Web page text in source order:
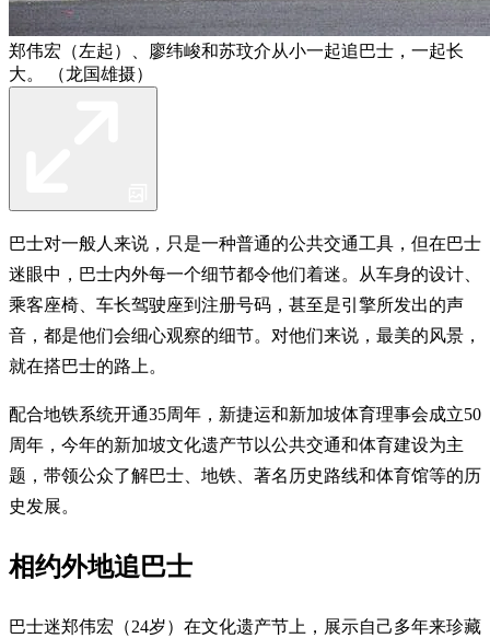
郑伟宏（左起）、廖纬峻和苏玟介从小一起追巴士，一起长
大。 （龙国雄摄）
巴士对一般人来说，只是一种普通的公共交通工具，但在巴士
迷眼中，巴士内外每一个细节都令他们着迷。从车身的设计、
乘客座椅、车长驾驶座到注册号码，甚至是引擎所发出的声
音，都是他们会细心观察的细节。对他们来说，最美的风景，
就在搭巴士的路上。
配合地铁系统开通35周年，新捷运和新加坡体育理事会成立50
周年，今年的新加坡文化遗产节以公共交通和体育建设为主
题，带领公众了解巴士、地铁、著名历史路线和体育馆等的历
史发展。
相约外地追巴士
巴士迷郑伟宏（24岁）在文化遗产节上，展示自己多年来珍藏